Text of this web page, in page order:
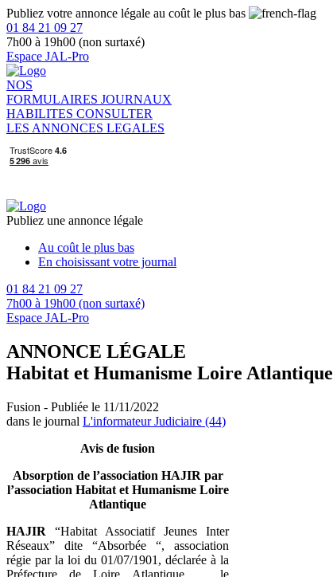
Publiez votre annonce légale au coût le plus bas
01 84 21 09 27
7h00 à 19h00 (non surtaxé)
Espace JAL-Pro
NOS
FORMULAIRES JOURNAUX
HABILITES CONSULTER
LES ANNONCES LEGALES
Publiez une annonce légale
Au coût le plus bas
En choisissant votre journal
01 84 21 09 27
7h00 à 19h00 (non surtaxé)
Espace JAL-Pro
ANNONCE LÉGALE
Habitat et Humanisme Loire Atlantique
Fusion - Publiée le 11/11/2022
dans le journal L'informateur Judiciaire (44)
Avis de fusion
Absorption de l’association HAJIR par
l’association Habitat et Humanisme Loire
Atlantique
HAJIR “Habitat Associatif Jeunes Inter
Réseaux” dite “Absorbée “, association
régie par la loi du 01/07/1901, déclarée à la
Préfecture de Loire Atlantique le